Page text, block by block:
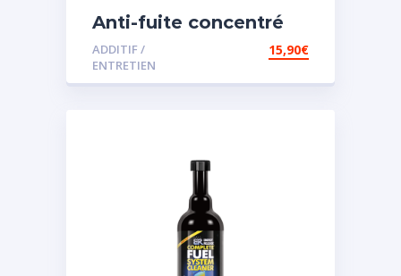
Anti-fuite concentré
pour direction
assistée
ADDITIF /
ENTRETIEN
15,90€